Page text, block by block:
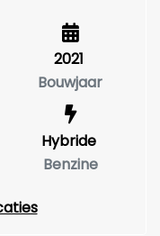
2021
Bouwjaar
Hybride
Benzine